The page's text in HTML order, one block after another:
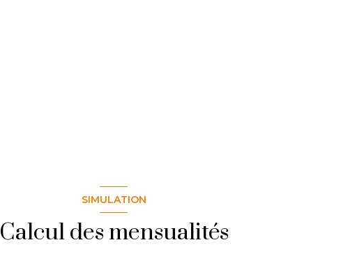
SIMULATION
Calcul des mensualités